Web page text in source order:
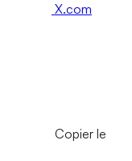
X.com
Copier le